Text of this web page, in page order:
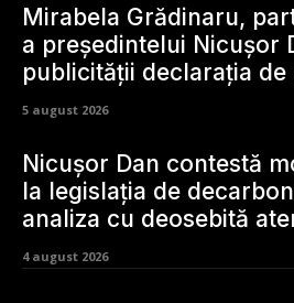
Mirabela Grădinaru,
a președintelui Nicușor
publicității declarația de
5 august 2026
Nicușor Dan contestă
la legislația de
analiza cu deosebită
4 august 2026